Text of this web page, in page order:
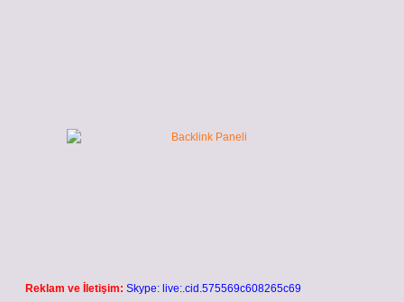
Reklam ve İletişim: Skype: live:.cid.575569c608265c69